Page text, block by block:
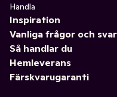
Handla
Inspiration
Vanliga frågor och svar
Så handlar du
Hemleverans
Färskvarugaranti